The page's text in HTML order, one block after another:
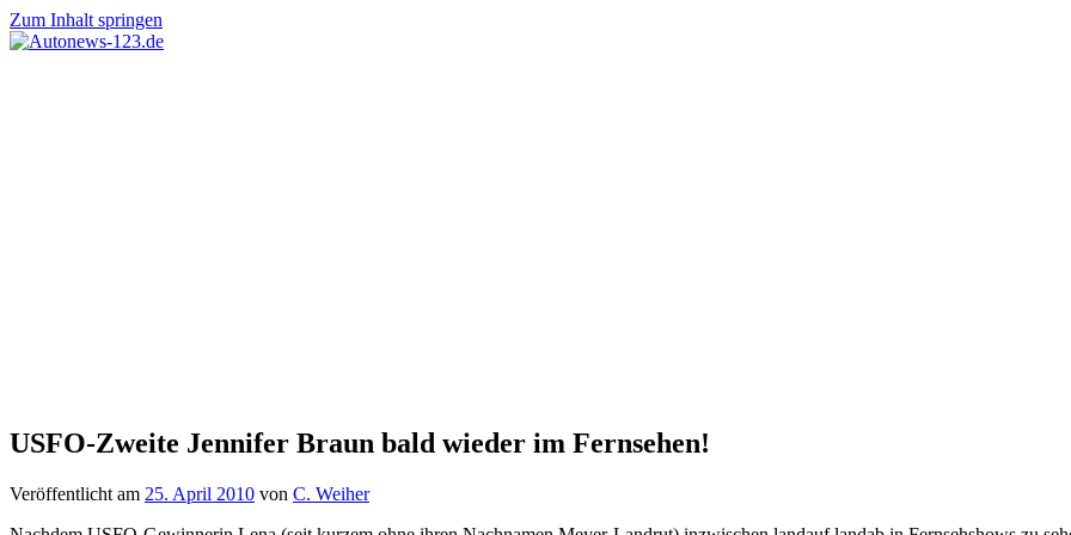
Zum Inhalt springen
USFO-Zweite Jennifer Braun bald wieder im Fernsehen!
Veröffentlicht am 25. April 2010 von C. Weiher